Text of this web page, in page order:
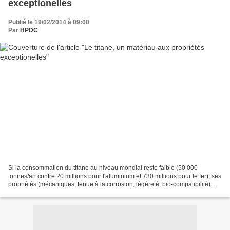
exceptionelles
Publié le 19/02/2014 à 09:00
Par HPDC
Si la consommation du titane au niveau mondial reste faible (50 000
tonnes/an contre 20 millions pour l'aluminium et 730 millions pour le fer), ses
propriétés (mécaniques, tenue à la corrosion, légèreté, bio-compatibilité)